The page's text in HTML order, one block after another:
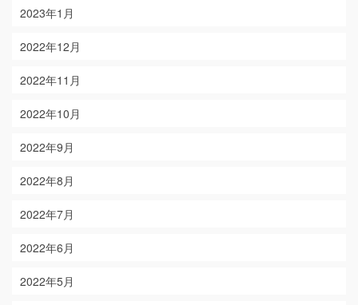
2023年1月
2022年12月
2022年11月
2022年10月
2022年9月
2022年8月
2022年7月
2022年6月
2022年5月